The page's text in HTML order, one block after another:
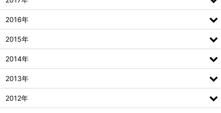
2016年
2015年
2014年
2013年
2012年